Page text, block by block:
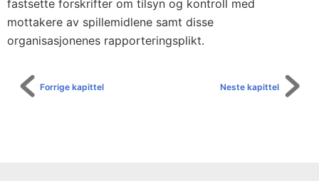
fastsette forskrifter om tilsyn og kontroll med
mottakere av spillemidlene samt disse
organisasjonenes rapporteringsplikt.
Neste kapittel
Forrige kapittel